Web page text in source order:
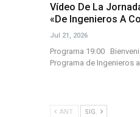
Vídeo De La
«De Ingenieros A
Jul 21, 2026
Programa 19:00
Programa de Ingenieros
ANT. SIG.